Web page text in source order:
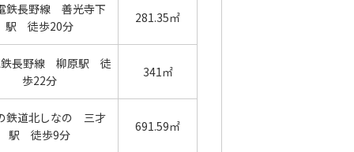
鉄長野線 善光寺下
駅 徒歩20分
281.35㎡
鉄長野線 柳原駅 徒
歩22分
341㎡
鉄道北しなの 三才
駅 徒歩9分
691.59㎡